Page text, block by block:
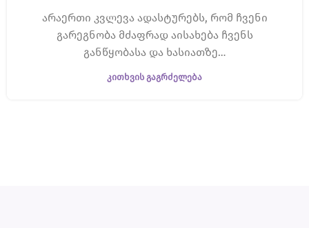
არაერთი კვლევა ადასტურებს, რომ ჩვენი
გარეგნობა მძაფრად აისახება ჩვენს
განწყობასა და ხასიათზე…
ᲙᲘᲗᲮᲕᲘᲡ ᲒᲐᲒᲠᲫᲔᲚᲔᲑᲐ